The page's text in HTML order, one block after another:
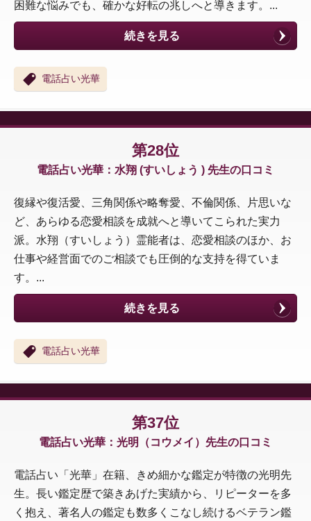
困難な悩みでも、確かな好転の兆しへと導きます。...
続きを見る
電話占い光華
第28位
電話占い光華：水翔 (すいしょう ) 先生の口コミ
復縁や復活愛、三角関係や略奪愛、不倫関係、片思いな
ど、あらゆる恋愛相談を成就へと導いてこられた実力
派。水翔（すいしょう）霊能者は、恋愛相談のほか、お
仕事や経営面でのご相談でも圧倒的な支持を得ていま
す。...
続きを見る
電話占い光華
第37位
電話占い光華：光明（コウメイ）先生の口コミ
電話占い「光華」在籍、きめ細かな鑑定が特徴の光明先
生。長い鑑定歴で築きあげた実績から、リピーターを多
く抱え、著名人の鑑定も数多くこなし続けるベテラン鑑